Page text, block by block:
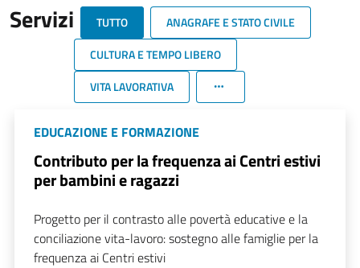
Servizi TUTTO
ANAGRAFE E STATO CIVILE
CULTURA E TEMPO LIBERO
VITA LAVORATIVA
EDUCAZIONE E FORMAZIONE
Contributo per la frequenza ai Centri estivi
per bambini e ragazzi
Progetto per il contrasto alle povertà educative e la
conciliazione vita-lavoro: sostegno alle famiglie per la
frequenza ai Centri estivi